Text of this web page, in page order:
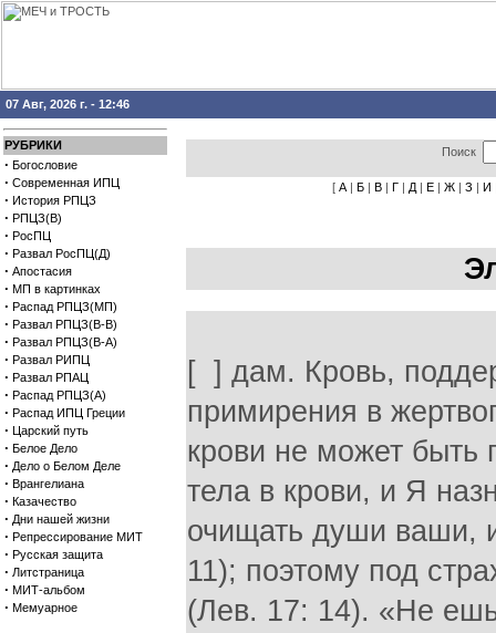
07 Авг, 2026 г. - 12:46
РУБРИКИ
· Богословие
· Современная ИПЦ
· История РПЦЗ
· РПЦЗ(В)
· РосПЦ
· Развал РосПЦ(Д)
· Апостасия
· МП в картинках
· Распад РПЦЗ(МП)
· Развал РПЦЗ(В-В)
· Развал РПЦЗ(В-А)
· Развал РИПЦ
· Развал РПАЦ
· Распад РПЦЗ(А)
· Распад ИПЦ Греции
· Царский путь
· Белое Дело
· Дело о Белом Деле
· Врангелиана
· Казачество
· Дни нашей жизни
· Репрессирование МИТ
· Русская защита
· Литстраница
· МИТ-альбом
· Мемуарное
Поиск
[ А | Б | В | Г | Д | Е | Ж | З | И
[ ] дам. Кровь,
примирения в
крови не может
тела в крови, и Я
очищать души ваши,
11); поэтому под
(Лев. 17: 14). «Не